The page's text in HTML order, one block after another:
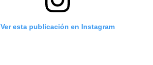
Ver esta publicación en Instagram